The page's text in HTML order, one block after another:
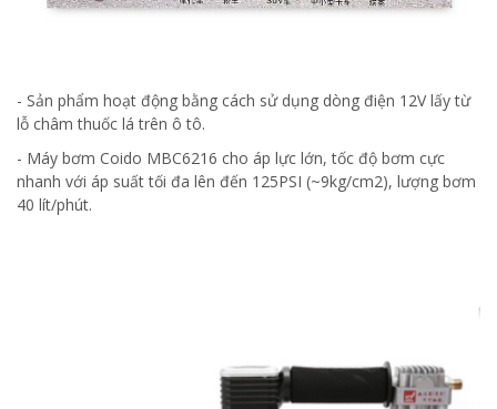
- Sản phẩm hoạt động bằng cách sử dụng dòng điện 12V lấy từ
lỗ châm thuốc lá trên ô tô.
- Máy bơm Coido MBC6216 cho áp lực lớn, tốc độ bơm cực
nhanh với áp suất tối đa lên đến 125PSI (~9kg/cm2), lượng bơm
40 lít/phút.